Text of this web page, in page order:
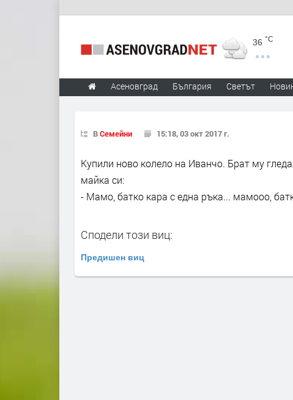
36 °C
Асеновград България Светът
ВСемейни 15:18, 03 окт 2017 г.
Купили ново колело на Иванчо. Брат му
майка си:
- Мамо, батко кара с една ръка... мамооо,
Сподели този виц:
Предишен виц